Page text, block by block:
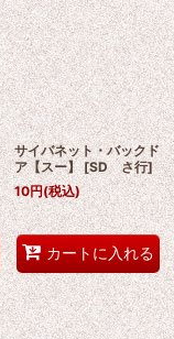
サイバネット・バックド
ア【スー】 [SD さ行]
10円(税込)
カートに入れる